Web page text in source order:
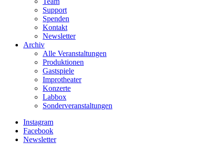
Support
Spenden
Kontakt
Newsletter
Archiv
Alle Veranstaltungen
Produktionen
Gastspiele
Improtheater
Konzerte
Labbox
Sonderveranstaltungen
Instagram
Facebook
Newsletter